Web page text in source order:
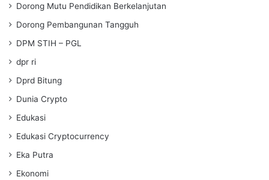
Dorong Mutu Pendidikan Berkelanjutan
Dorong Pembangunan Tangguh
DPM STIH – PGL
dpr ri
Dprd Bitung
Dunia Crypto
Edukasi
Edukasi Cryptocurrency
Eka Putra
Ekonomi